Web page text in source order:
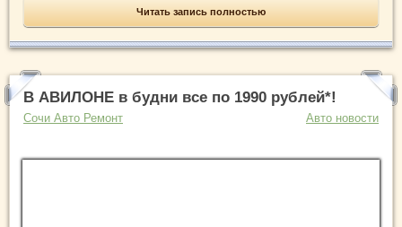
Читать запись полностью
В АВИЛОНЕ в будни все по 1990 рублей*!
Сочи Авто Ремонт Авто новости